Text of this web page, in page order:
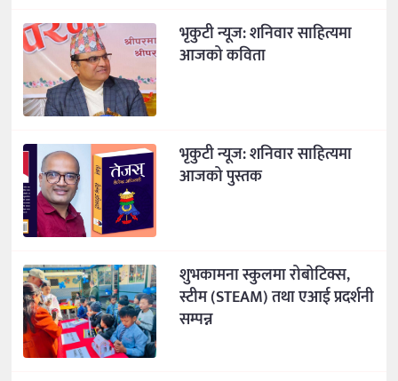
भृकुटी न्यूज: शनिवार साहित्यमा
आजको कविता
भृकुटी न्यूज: शनिवार साहित्यमा
आजको पुस्तक
शुभकामना स्कुलमा रोबोटिक्स,
स्टीम (STEAM) तथा एआई प्रदर्शनी
सम्पन्न